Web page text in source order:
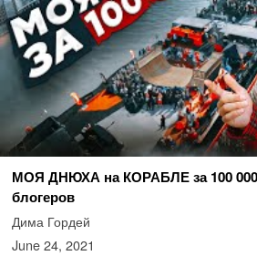
МОЯ ДНЮХА на КОРАБЛЕ за 100
блогеров
Дима Гордей
June 24, 2021